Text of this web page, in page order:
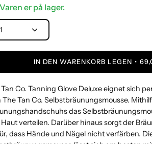
Varen er på lager.
1
IN DEN WARENKORB LEGEN
Tan Co. Tanning Glove Deluxe eignet sich
The Tan Co. Selbstbräunungsmousse.
das
verteilen. Darüber hinaus sorgt der
dass Hände und Nägel nicht verfärben.